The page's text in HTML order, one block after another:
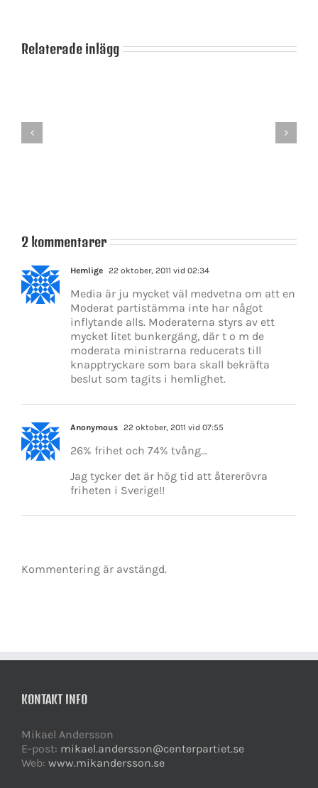
Relaterade inlägg
2 kommentarer
Hemlige 22 oktober, 2011 vid 02:34
Media är ju mycket väl medvetna om att en
Moderat partistämma inte har något
inflytande alls. Moderaterna styrs av ett
mycket litet bunkergäng, där t o m de
moderata ministrarna reducerats till
knapptryckare som bara skall bekräfta
beslut som tagits i hemlighet.
Anonymous 22 oktober, 2011 vid 07:55
26% frihet och 74% tvång…
Jag tycker det är hög tid att återerövra
friheten i Sverige!!
Kommentering är avstängd.
KONTAKT INFO
Mikael Andersson
E-post: mikael.andersson@centerpartiet.se
Web: www.mikandersson.se